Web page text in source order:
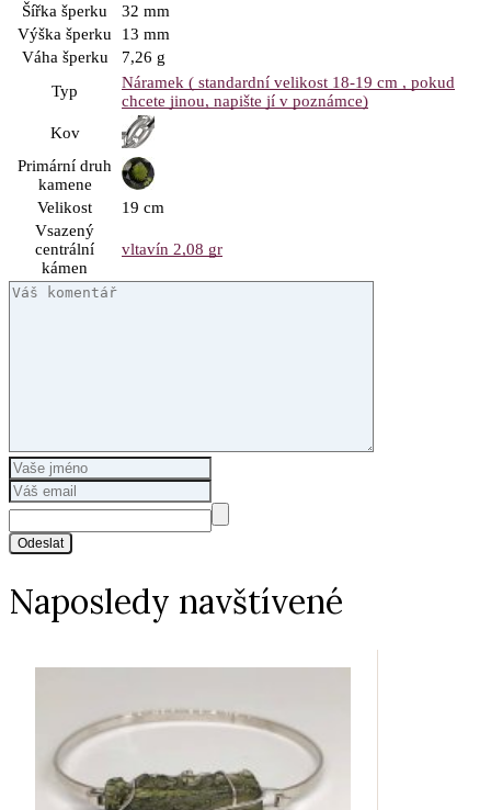
Šířka šperku
32 mm
Výška šperku
13 mm
Váha šperku
7,26 g
Typ
Náramek ( standardní velikost 18-19 cm , pokud
chcete jinou, napište jí v poznámce)
Kov
Primární druh
kamene
Velikost
19 cm
Vsazený
centrální
kámen
vltavín 2,08 gr
Odeslat
Naposledy navštívené